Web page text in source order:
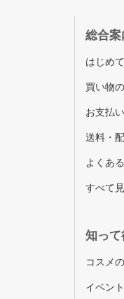
総合案
はじめ
買い物
お支払
送料・
よくあ
すべて
知って
コスメ
イベン